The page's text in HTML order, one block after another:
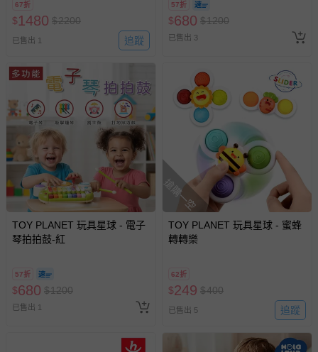
67折
$1480 $2200
已售出 1 追蹤
57折
$680 $1200
已售出 3
TOY PLANET 玩具星球 - 電子
琴拍拍鼓-紅
57折
$680 $1200
已售出 1
搶購一空
TOY PLANET 玩具星球 - 蜜蜂
轉轉樂
62折
$249 $400
已售出 5 追蹤